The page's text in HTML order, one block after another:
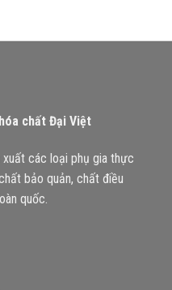
chất Đại Việt
xuất các loại phụ gia thực
bảo quản, chất điều
quốc.